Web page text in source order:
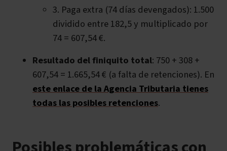
3. Paga extra (74 días devengados): 1.500
dividido entre 182,5 y multiplicado por
74 = 607,54 €.
Resultado del finiquito total: 750 + 308 +
607,54 = 1.665,54 € (a falta de retenciones). En
este enlace de la Agencia Tributaria tienes
todas las posibles retenciones.